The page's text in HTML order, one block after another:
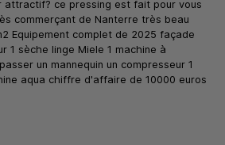
attractif? ce pressing est fait pour vous
commerçant de Nanterre très beau
Equipement complet de 2025 façade
1 sèche linge Miele 1 machine à
un mannequin un compresseur 1
aqua chiffre d'affaire de 10000 euros